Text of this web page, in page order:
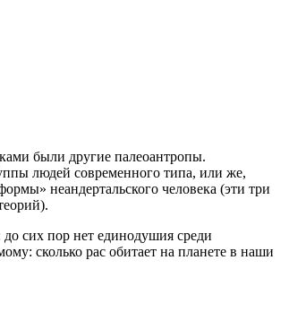
были другие палеоантропы.
людей современного типа, или же,
неандертальского человека (эти три
до сих пор нет единодушия среди
сколько рас обитает на планете в наши